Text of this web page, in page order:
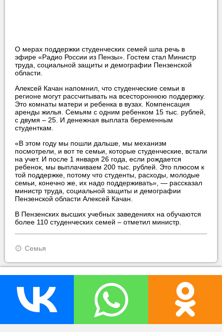
О мерах поддержки студенческих семей шла речь в
эфире «Радио России из Пензы». Гостем стал Министр
труда, социальной защиты и демографии Пензенской
области.
Алексей Качан напомнил, что студенческие семьи в
регионе могут рассчитывать на всестороннюю поддержку.
Это комнаты матери и ребенка в вузах. Компенсация
аренды жилья. Семьям с одним ребенком 15 тыс. рублей,
с двумя – 25. И денежная выплата беременным
студенткам.
«В этом году мы пошли дальше, мы механизм
посмотрели, и вот те семьи, которые студенческие, встали
на учет. И после 1 января 26 года, если рождается
ребенок, мы выплачиваем 200 тыс. рублей. Это плюсом к
той поддержке, потому что студенты, расходы, молодые
семьи, конечно же, их надо поддерживать», — рассказал
министр труда, социальной защиты и демографии
Пензенской области Алексей Качан.
В Пензенских высших учебных заведениях на обучаются
более 110 студенческих семей – отметил министр.
Семья
прислать новость
нашли ошибку